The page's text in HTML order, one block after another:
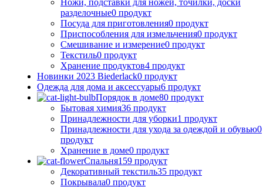
Ножи, подставки для ножей, точилки, доски
разделочные0 продукт
Посуда для приготовления0 продукт
Приспособления для измельчения0 продукт
Смешивание и измерение0 продукт
Текстиль0 продукт
Хранение продуктов4 продукт
Новинки 2023 Biederlack0 продукт
Одежда для дома и аксессуары6 продукт
Порядок в доме80 продукт
Бытовая химия36 продукт
Принадлежности для уборки1 продукт
Принадлежности для ухода за одеждой и обувью0
продукт
Хранение в доме0 продукт
Спальня159 продукт
Декоративный текстиль35 продукт
Покрывала0 продукт